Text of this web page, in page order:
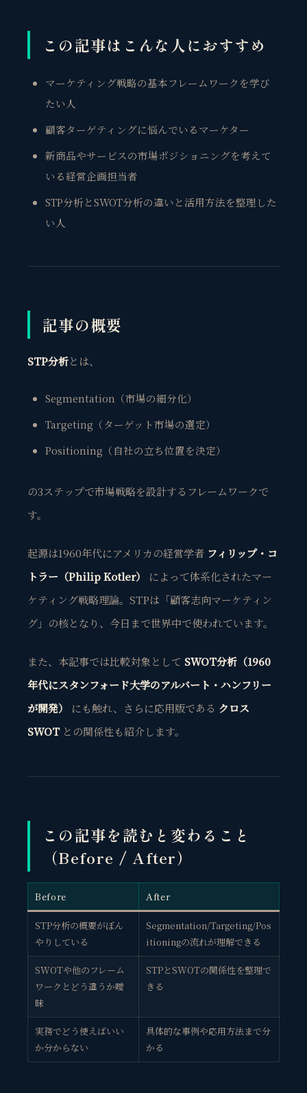
この記事はこんな人におすすめ
マーケティング戦略の基本フレームワークを学び
たい人
顧客ターゲティングに悩んでいるマーケター
新商品やサービスの市場ポジショニングを考えて
いる経営企画担当者
STP分析とSWOT分析の違いと活用方法を整理した
い人
記事の概要
STP分析とは、
Segmentation（市場の細分化）
Targeting（ターゲット市場の選定）
Positioning（自社の立ち位置を決定）
の3ステップで市場戦略を設計するフレームワークで
す。
起源は1960年代にアメリカの経営学者 フィリップ・コ
トラー（Philip Kotler）
によって体系化されたマー
ケティング戦略理論。STPは「顧客志向マーケティン
グ」の核となり、今日まで世界中で使われています。
また、本記事では比較対象として SWOT分析（1960
年代にスタンフォード大学のアルバート・ハンフリー
が開発）
にも触れ、さらに応用版である クロス
SWOTとの関係性も紹介します。
この記事を読むと変わること
（Before / After）
Before After
STP分析の概要がぼん
やりしている
Segmentation/Targeting/Pos
itioningの流れが理解できる
SWOTや他のフレーム
ワークとどう違うか曖
昧
STPとSWOTの関係性を整理で
きる
実務でどう使えばいい
か分からない
具体的な事例や応用方法まで分
かる